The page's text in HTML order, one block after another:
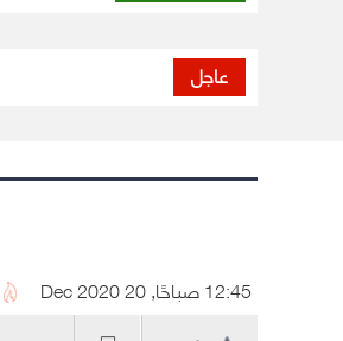
عاجل
12:45 صباحًا, 20 Dec 2020